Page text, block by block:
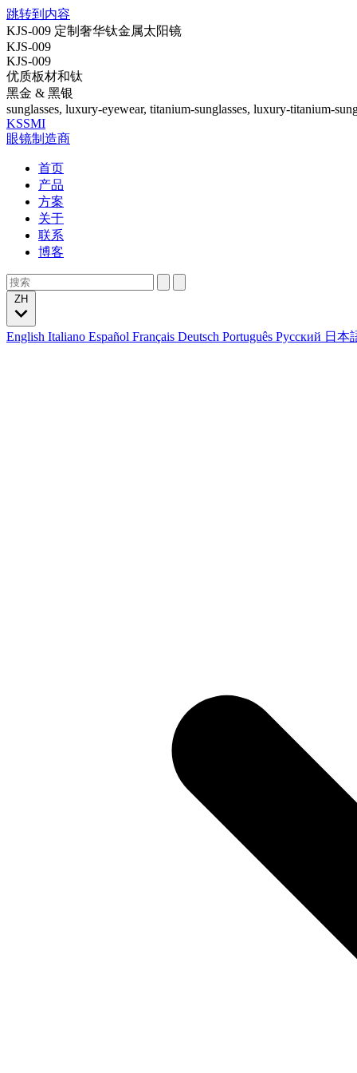
跳转到内容
KJS-009 定制奢华钛金属太阳镜
KJS-009
KJS-009
优质板材和钛
黑金 & 黑银
sunglasses, luxury-eyewear, titanium-sunglasses, luxury-titanium-
KSSMI
眼镜制造商
首页
产品
方案
关于
联系
博客
English Italiano Español Français Deutsch Português Русский 日本